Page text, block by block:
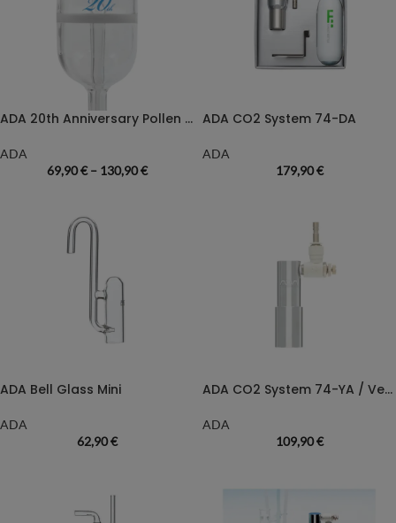
ADA 20th Anniversary Pollen Glas Limited Edition
ADA
69,90€– 130,90€
ADA CO2 System 74-DA
ADA
179,90€
ADA Bell Glass Mini
ADA
62,90€
ADA CO2 System 74-YA / Ver.2 (weiß) für EW-Flaschen
ADA
109,90€